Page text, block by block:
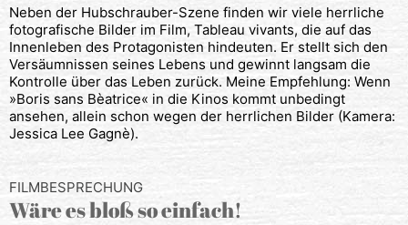
Neben der Hubschrauber-Szene finden wir viele herrliche
fotografische Bilder im Film, Tableau vivants, die auf das
Innenleben des Protagonisten hindeuten. Er stellt sich den
Versäumnissen seines Lebens und gewinnt langsam die
Kontrolle über das Leben zurück. Meine Empfehlung: Wenn
»Boris sans Bèatrice« in die Kinos kommt unbedingt
ansehen, allein schon wegen der herrlichen Bilder (Kamera:
Jessica Lee Gagnè).
FILMBESPRECHUNG
Wäre es bloß so einfach!